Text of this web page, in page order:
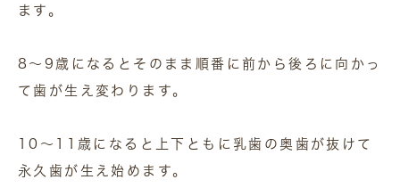
ます。
8～9歳になるとそのまま順番に前から後ろに向かっ
て歯が生え変わります。
10～11歳になると上下ともに乳歯の奥歯が抜けて
永久歯が生え始めます。